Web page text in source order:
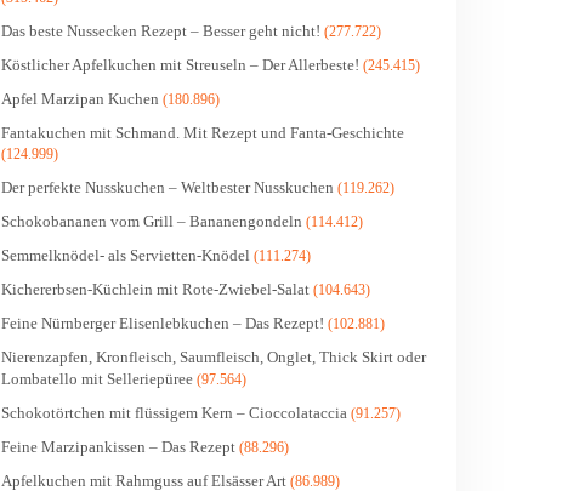
Das beste Nussecken Rezept – Besser geht nicht! (277.722)
Köstlicher Apfelkuchen mit Streuseln – Der Allerbeste! (245.415)
Apfel Marzipan Kuchen (180.896)
Fantakuchen mit Schmand. Mit Rezept und Fanta-Geschichte
(124.999)
Der perfekte Nusskuchen – Weltbester Nusskuchen (119.262)
Schokobananen vom Grill – Bananengondeln (114.412)
Semmelknödel- als Servietten-Knödel (111.274)
Kichererbsen-Küchlein mit Rote-Zwiebel-Salat (104.643)
Feine Nürnberger Elisenlebkuchen – Das Rezept! (102.881)
Nierenzapfen, Kronfleisch, Saumfleisch, Onglet, Thick Skirt oder
Lombatello mit Selleriepüree (97.564)
Schokotörtchen mit flüssigem Kern – Cioccolataccia (91.257)
Feine Marzipankissen – Das Rezept (88.296)
Apfelkuchen mit Rahmguss auf Elsässer Art (86.989)